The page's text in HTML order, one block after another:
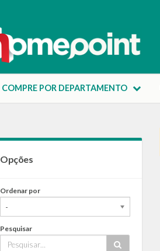
COMPRE POR DEPARTAMENTO
Opções
Ordenar por
-
Pesquisar